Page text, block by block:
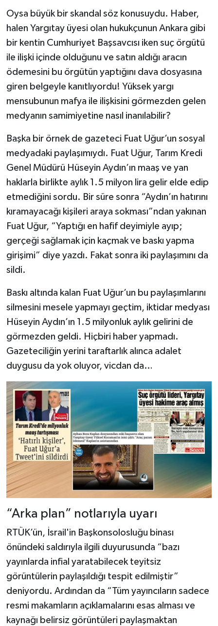
Oysa büyük bir skandal söz konusuydu. Haber,
halen Yargıtay üyesi olan hukukçunun Ankara gibi
bir kentin Cumhuriyet Başsavcısı iken suç örgütü
ile ilişki içinde olduğunu ve satın aldığı aracın
ödemesini bu örgütün yaptığını dava dosyasına
giren belgeyle kanıtlıyordu! Yüksek yargı
mensubunun mafya ile ilişkisini görmezden gelen
medyanın samimiyetine nasıl inanılabilir?
Başka bir örnek de gazeteci Fuat Uğur’un sosyal
medyadaki paylaşımıydı. Fuat Uğur, Tarım Kredi
Genel Müdürü Hüseyin Aydın’ın maaş ve yan
haklarla birlikte aylık 1.5 milyon lira gelir elde edip
etmediğini sordu. Bir süre sonra “Aydın’ın hatırını
kıramayacağı kişileri araya sokması”ndan yakınan
Fuat Uğur, “Yaptığı en hafif deyimiyle ayıp;
gerçeği sağlamak için kaçmak ve baskı yapma
girişimi” diye yazdı. Fakat sonra iki paylaşımını da
sildi.
Baskı altında kalan Fuat Uğur’un bu paylaşımlarını
silmesini mesele yapmayı geçtim, iktidar medyası
Hüseyin Aydın’ın 1.5 milyonluk aylık gelirini de
görmezden geldi. Hiçbiri haber yapmadı.
Gazeteciliğin yerini taraftarlık alınca adalet
duygusu da yok oluyor, vicdan da…
“Arka plan” notlarıyla uyarı
RTÜK’ün, İsrail'in Başkonsolosluğu binası
önündeki saldırıyla ilgili duyurusunda “bazı
yayınlarda infial yaratabilecek teyitsiz
görüntülerin paylaşıldığı tespit edilmiştir”
deniyordu. Ardından da “Tüm yayıncıların sadece
resmi makamların açıklamalarını esas alması ve
kaynağı belirsiz görüntüleri paylaşmaktan